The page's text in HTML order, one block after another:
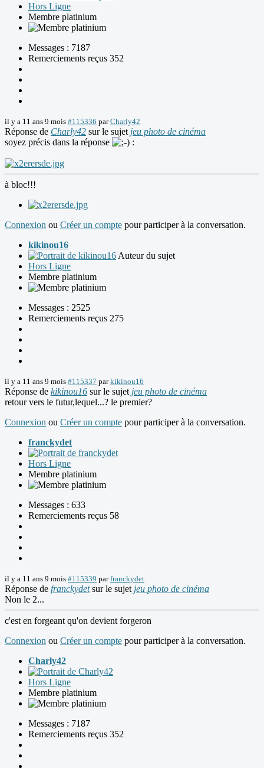
Hors Ligne
Membre platinium
Messages : 7187
Remerciements reçus 352
il y a 11 ans 9 mois #115336 parCharly42
Réponse de Charly42 sur le sujet jeu photo de cinéma
soyez précis dans la réponse
:
à bloc!!!
Connexion ou Créer un compte pour participer à la conversation.
kikinou16
Auteur du sujet
Hors Ligne
Membre platinium
Messages : 2525
Remerciements reçus 275
il y a 11 ans 9 mois #115337 parkikinou16
Réponse de kikinou16 sur le sujet jeu photo de cinéma
retour vers le futur,lequel...? le premier?
Connexion ou Créer un compte pour participer à la conversation.
franckydet
Hors Ligne
Membre platinium
Messages : 633
Remerciements reçus 58
il y a 11 ans 9 mois #115339 parfranckydet
Réponse de franckydetsur le sujet jeu photo de cinéma
Non le 2...
c'est en forgeant qu'on devient forgeron
Connexion ou Créer un compte pour participer à la conversation.
Charly42
Hors Ligne
Membre platinium
Messages : 7187
Remerciements reçus 352